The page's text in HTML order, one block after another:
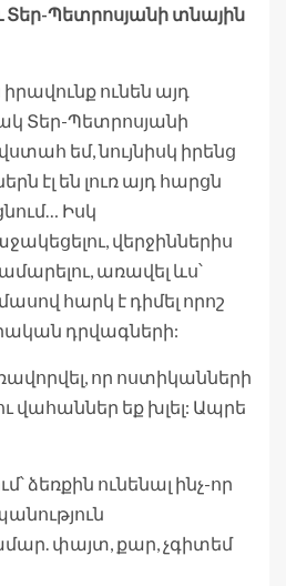
Տեր-Պետրոսյանի տնային
ունեն այդ
Տեր-Պետրոսյանի
եմ, նույնիսկ իրենց
էլ են լուռ այդ հարցն
Իսկ
վերջիններիս
առավել ևս՝
հարկ է դիմել որոշ
դրվագների:
որ ոստիկանների
վահաններ եք խլել: Ապրե
ձեռքին ունենալ ինչ-որ
փայտ, քար, չգիտեմ